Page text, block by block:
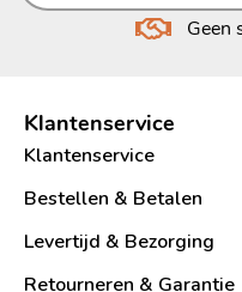
Geen
Klantenservice
Klantenservice
Bestellen & Betalen
Levertijd & Bezorging
Retourneren & Garantie